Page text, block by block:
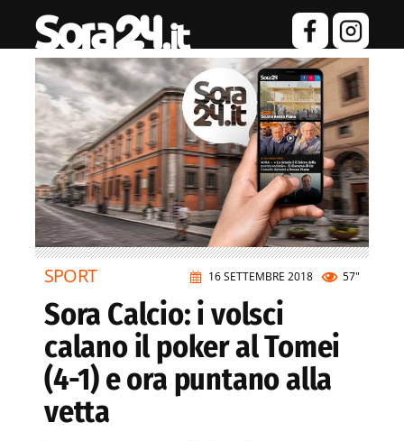
16 SETTEMBRE 2018 57"
SPORT
Sora Calcio: i volsci
calano il poker al Tomei
(4-1) e ora puntano alla
vetta